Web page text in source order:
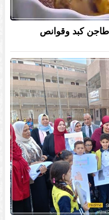
كبد وقوانص